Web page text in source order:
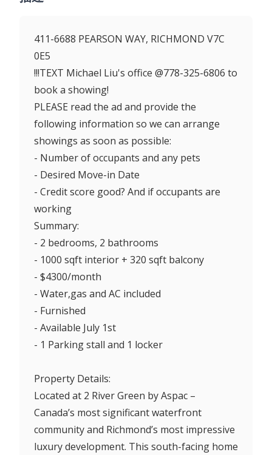
411-6688 PEARSON WAY, RICHMOND V7C
0E5
!!!TEXT Michael Liu's office @778-325-6806 to
book a showing!
PLEASE read the ad and provide the
following information so we can arrange
showings as soon as possible:
- Number of occupants and any pets
- Desired Move-in Date
- Credit score good? And if occupants are
working
Summary:
- 2 bedrooms, 2 bathrooms
- 1000 sqft interior + 320 sqft balcony
- $4300/month
- Water,gas and AC included
- Furnished
- Available July 1st
- 1 Parking stall and 1 locker
Property Details:
Located at 2 River Green by Aspac –
Canada’s most significant waterfront
community and Richmond’s most impressive
luxury development. This south-facing home